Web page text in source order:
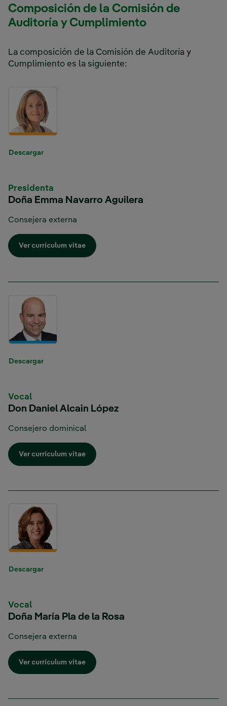
Composición de la Comisión de
Auditoría y Cumplimiento
La composición de la Comisión de Auditoría y
Cumplimiento es la siguiente:
DescargarEnlace externo, se abre en ventana nueva.
Presidenta
Doña Emma Navarro Aguilera
Consejera externa
Ver currículum vitaeEnlace externo, se abre en ventana nueva.
Descargar
Vocal
Don Daniel Alcain López
Consejero dominical
Ver currículum vitaeEnlace externo, se abre en ventana nueva.
Descargar
Vocal
Doña María Pla de la Rosa
Consejera externa
Ver currículum vitaeEnlace externo, se abre en ventana nueva.